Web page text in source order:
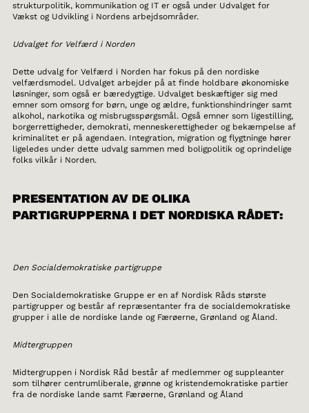
strukturpolitik, kommunikation og IT er også under Udvalget for
Vækst og Udvikling i Nordens arbejdsområder.
Udvalget for Velfærd i Norden
Dette udvalg for Velfærd i Norden har fokus på den nordiske
velfærdsmodel. Udvalget arbejder på at finde holdbare økonomiske
løsninger, som også er bæredygtige. Udvalget beskæftiger sig med
emner som omsorg for børn, unge og ældre, funktionshindringer samt
alkohol, narkotika og misbrugsspørgsmål. Også emner som ligestilling,
borgerrettigheder, demokrati, menneskerettigheder og bekæmpelse af
kriminalitet er på agendaen. Integration, migration og flygtninge hører
ligeledes under dette udvalg sammen med boligpolitik og oprindelige
folks vilkår i Norden.
PRESENTATION AV DE OLIKA
PARTIGRUPPERNA I DET NORDISKA RÅDET:
Den Socialdemokratiske partigruppe
Den Socialdemokratiske Gruppe er en af Nordisk Råds største
partigrupper og består af repræsentanter fra de socialdemokratiske
grupper i alle de nordiske lande og Færøerne, Grønland og Åland.
Midtergruppen
Midtergruppen i Nordisk Råd består af medlemmer og suppleanter
som tilhører centrumliberale, grønne og kristendemokratiske partier
fra de nordiske lande samt Færøerne, Grønland og Åland